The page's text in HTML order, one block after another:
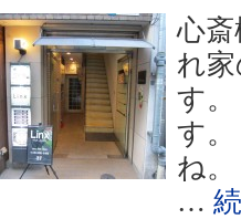
心
れ
す
す
ね
…